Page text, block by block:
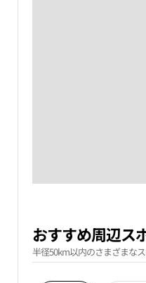
おすすめ周辺ス
半径50km以内のさまざまな